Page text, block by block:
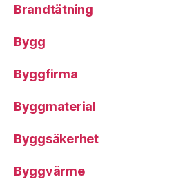
Brandtätning
Bygg
Byggfirma
Byggmaterial
Byggsäkerhet
Byggvärme